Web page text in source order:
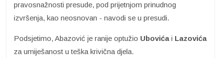
pravosnažnosti presude, pod prijetnjom prinudnog
izvršenja, kao neosnovan - navodi se u presudi.
Podsjetimo, Abazović je ranije optužio Ubovića i Lazovića
za umiješanost u teška krivična djela.